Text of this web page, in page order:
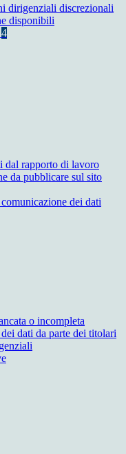
dirigenziali discrezionali
disponibili
4
dal rapporto di lavoro
da pubblicare sul sito
dei dati
o incompleta
dati da parte dei titolari